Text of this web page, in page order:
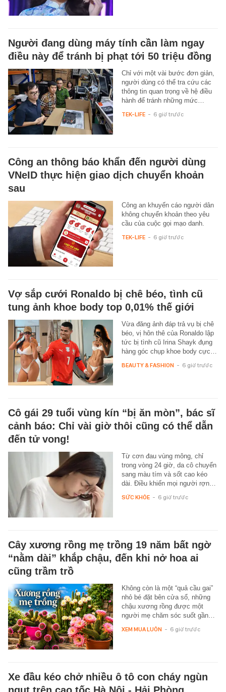
Người đang dùng máy tính cần làm ngay
điều này để tránh bị phạt tới 50 triệu đồng
Chỉ với một vài bước đơn giản,
người dùng có thể tra cứu các
thông tin quan trọng về hệ điều
hành để tránh những mức…
TEK-LIFE - 6 giờ trước
Công an thông báo khẩn đến người dùng
VNeID thực hiện giao dịch chuyển khoản
sau
Công an khuyến cáo người dân
không chuyển khoản theo yêu
cầu của cuộc gọi mạo danh.
TEK-LIFE - 6 giờ trước
Vợ sắp cưới Ronaldo bị chê béo, tình cũ
tung ảnh khoe body top 0,01% thế giới
Vừa đăng ảnh đáp trả vụ bị chê
béo, vị hôn thê của Ronaldo lập
tức bị tình cũ Irina Shayk đụng
hàng góc chụp khoe body cực…
BEAUTY & FASHION - 6 giờ trước
Cô gái 29 tuổi vùng kín “bị ăn mòn”, bác sĩ
cảnh báo: Chỉ vài giờ thôi cũng có thể dẫn
đến tử vong!
Từ cơn đau vùng mông, chỉ
trong vòng 24 giờ, da cô chuyển
sang màu tím và sốt cao kéo
dài. Điều khiến mọi người rợn…
SỨC KHỎE - 6 giờ trước
Cây xương rồng mẹ trồng 19 năm bất ngờ
“nằm dài” khắp chậu, đến khi nở hoa ai
cũng trầm trồ
Không còn là một “quả cầu gai”
nhỏ bé đặt bên cửa sổ, những
chậu xương rồng được một
người mẹ chăm sóc suốt gần…
XEM MUA LUÔN - 6 giờ trước
Xe đầu kéo chở nhiều ô tô con cháy ngùn